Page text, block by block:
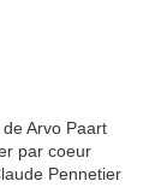
Arvo Paart
par coeur
Pennetier